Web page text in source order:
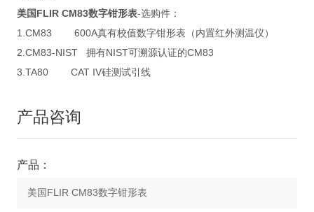
美国FLIR CM83数字钳形表-选购件：
1.CM83 600A真有校值数字钳形表（内置红外测温仪）
2.CM83-NIST 拥有NIST可溯源认证的CM83
3.TA80 CAT IV硅测试引线
产品咨询
产品：